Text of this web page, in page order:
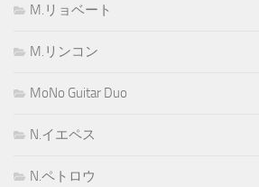
M.リョベート
M.リンコン
MoNo Guitar Duo
N.イエペス
N.ペトロウ